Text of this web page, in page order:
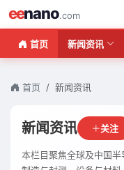
eenano.com
首页 新闻资讯
首页 新闻资讯
新闻资讯 关注
本栏目聚焦全球及中国半